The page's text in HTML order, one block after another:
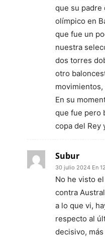
que su padre
olímpico en
que fue un
nuestra
dos torres
otro
En su
que fue pero
copa del Rey
Subur
30 julio 2024 En
No he visto
contra
a lo que vi,
respecto al
decisivo,